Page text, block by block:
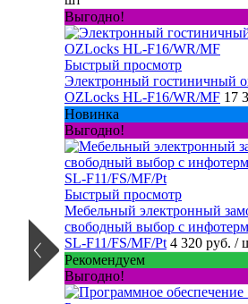
Выгодно!
Быстрый просмотр
Электронный гостиничный
OZLocks HL-F16/WR/MF 17
Новинка
Выгодно!
Быстрый просмотр
Мебельный электронный
свободный выбор с
SL-F11/FS/MF/Pt 4 320 руб. /
Рекомендуем
Выгодно!